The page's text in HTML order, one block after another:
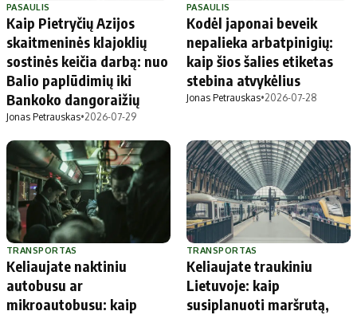
PASAULIS
Kaip Pietryčių Azijos
skaitmeninės klajoklių
sostinės keičia darbą: nuo
Balio paplūdimių iki
Bankoko dangoraižių
Jonas Petrauskas•2026-07-29
PASAULIS
Kodėl japonai beveik
nepalieka arbatpinigių:
kaip šios šalies etiketas
stebina atvykėlius
Jonas Petrauskas•2026-07-28
TRANSPORTAS
Keliaujate naktiniu
autobusu ar
mikroautobusu: kaip
TRANSPORTAS
Keliaujate traukiniu
Lietuvoje: kaip
susiplanuoti maršrutą,